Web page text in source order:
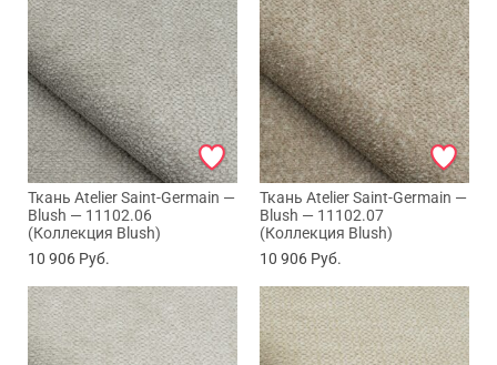
Ткань Atelier Saint-Germain —
Blush — 11102.06
(Коллекция Blush)
10 906 Руб.
Ткань Atelier Saint-Germain —
Blush — 11102.07
(Коллекция Blush)
10 906 Руб.